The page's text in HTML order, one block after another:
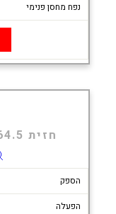
נפח מחסן פנימי
חזית 64.5 עומק 64.5 גובה 102.5
הספק
הפעלה